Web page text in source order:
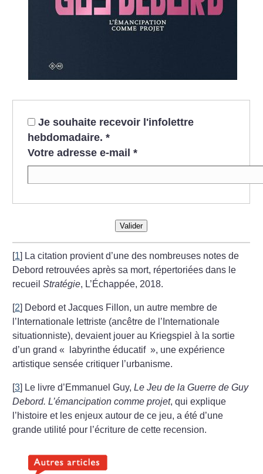
Je souhaite recevoir l'infolettre
hebdomadaire. *
Votre adresse e-mail *
Valider
[1] La citation provient d’une des nombreuses notes de
Debord retrouvées après sa mort, répertoriées dans le
recueilStratégie, L’Échappée, 2018.
[2] Debord et Jacques Fillon, un autre membre de
l’Internationale lettriste (ancêtre de l’Internationale
situationniste), devaient jouer au Kriegspiel à la sortie
d’un grand «
labyrinthe éducatif », une expérience
artistique sensée critiquer l’urbanisme.
[3] Le livre d’Emmanuel Guy,Le Jeu de la Guerre de Guy
Debord. L’émancipation comme projet, qui explique
l’histoire et les enjeux autour de ce jeu, a été d’une
grande utilité pour l’écriture de cette recension.